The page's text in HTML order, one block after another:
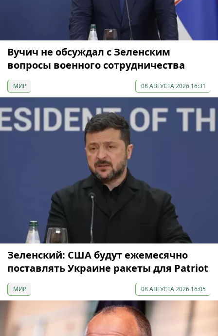
Вучич не обсуждал с Зеленским
вопросы военного сотрудничества
МИР 08 АВГУСТА 2026 16:31
Зеленский: США будут ежемесячно
поставлять Украине ракеты для Patriot
МИР 08 АВГУСТА 2026 16:05